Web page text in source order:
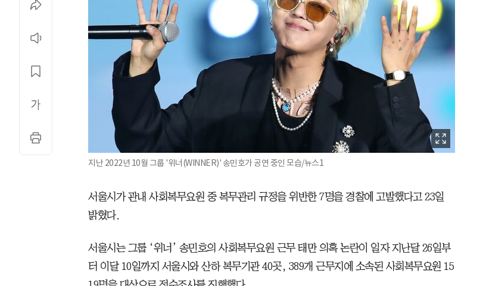
지난 2022년 10월 그룹 '위너(WINNER)' 송민호가 공연 중인 모습/뉴스1
서울시가 관내 사회복무요원 중 복무관리 규정을 위반한 7명을 경찰에 고발했다고 23일
밝혔다.
서울시는 그룹 ‘위너’ 송민호의 사회복무요원 근무 태만 의혹 논란이 일자 지난달 26일부
터 이달 10일까지 서울시와 산하 복무기관 40곳, 389개 근무지에 소속된 사회복무요원 15